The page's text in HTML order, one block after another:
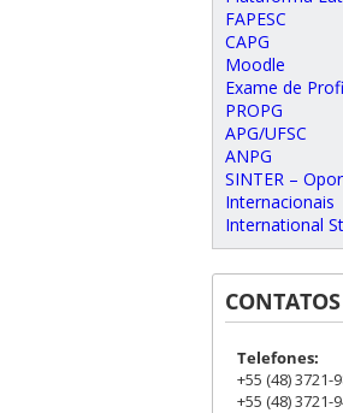
FAPESC
CAPG
Moodle
Exame de
PROPG
APG/UFSC
ANPG
SINTER –
Internacionais
International
CONTATOS
Telefones:
+55 (48) 3721-
+55 (48) 3721-